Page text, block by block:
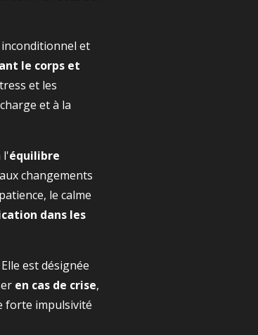
et
le corps et
et les
et à la
l'équilibre
changements
le calme
dans les
Elle est désignée
en cas de crise,
forte impulsivité